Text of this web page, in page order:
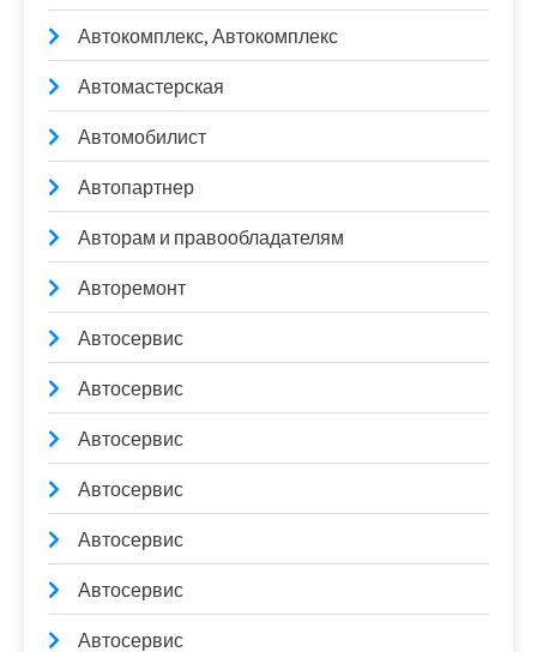
Автокомплекс, Автокомплекс
Автомастерская
Автомобилист
Автопартнер
Авторам и правообладателям
Авторемонт
Автосервис
Автосервис
Автосервис
Автосервис
Автосервис
Автосервис
Автосервис